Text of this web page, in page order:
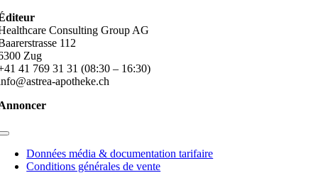
Consulting Group AG
112
Zug
41 769 31 31 (08:30 – 16:30)
apotheke.ch
Toggle
NavigationDonnées média & documentation tarifaire
Conditions générales de vente